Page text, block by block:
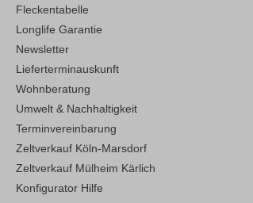
Fleckentabelle
Longlife Garantie
Newsletter
Lieferterminauskunft
Wohnberatung
Umwelt & Nachhaltigkeit
Terminvereinbarung
Zeltverkauf Köln-Marsdorf
Zeltverkauf Mülheim Kärlich
Konfigurator Hilfe